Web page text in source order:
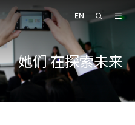
她们 在探索未来